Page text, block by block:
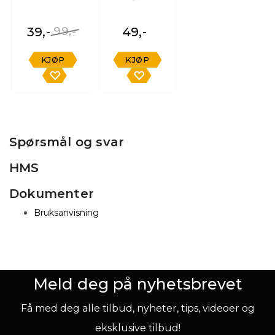
99,-
39,-
KJØP
49,-
KJØP
Spørsmål og svar
HMS
Dokumenter
Bruksanvisning
Meld deg på nyhetsbrevet
Få med deg alle tilbud, nyheter, tips, videoer og
eksklusive tilbud!